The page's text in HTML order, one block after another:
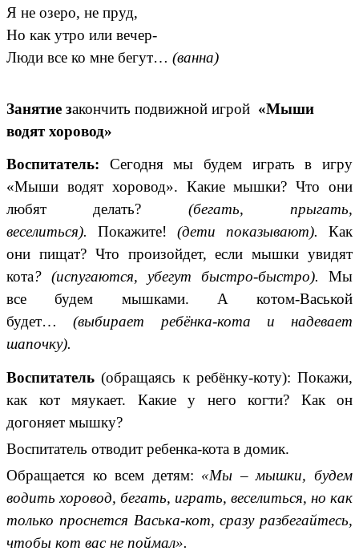
Я не озеро, не пруд,
Но как утро или вечер-
Люди все ко мне бегут… (ванна)
Занятие закончить подвижной игрой «Мыши
водят хоровод»
Воспитатель: Сегодня мы будем играть в игру
«Мыши водят хоровод». Какие мышки? Что они
любят делать? (бегать, прыгать,
веселиться). Покажите! (дети показывают). Как
они пищат? Что произойдет, если мышки увидят
кота? (испугаются, убегут быстро-быстро). Мы
все будем мышками. А котом-Васькой
будет…(выбирает ребёнка-кота и надевает
шапочку).
Воспитатель(обращаясь к ребёнку-коту): Покажи,
как кот мяукает. Какие у него когти? Как он
догоняет мышку?
Воспитатель отводит ребенка-кота в домик.
Обращается ко всем детям: «Мы – мышки, будем
водить хоровод, бегать, играть, веселиться, но как
только проснется Васька-кот, сразу разбегайтесь,
чтобы кот вас не поймал».